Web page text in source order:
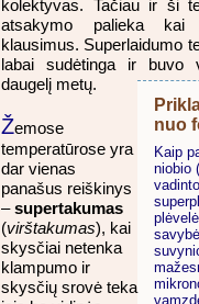
kolektyvas. Tačiau ir ši
atsakymo palieka kai
klausimus. Superlaidumo
labai sudėtinga ir buvo
daugelį metų.
nuo
Kaip
niobio
Žemose
temperatūrose yra
dar vienas
panašus reiškinys
–supertakumas
(virštakumas), kai
skysčiai netenka
klampumo ir
skysčių srovė teka